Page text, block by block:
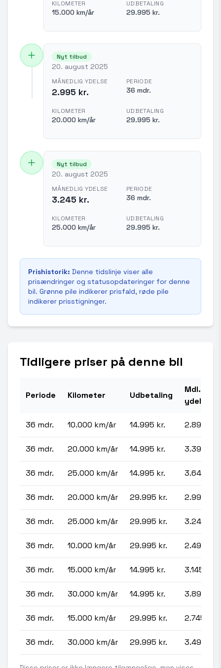
KILOMETER
15.000 km/år
UDBETALING
29.995 kr.
Nyt tilbud
20. august 2025
MÅNEDLIG YDELSE
2.995 kr.
PERIODE
36 mdr.
KILOMETER
20.000 km/år
UDBETALING
29.995 kr.
Nyt tilbud
20. august 2025
MÅNEDLIG YDELSE
3.245 kr.
PERIODE
36 mdr.
KILOMETER
25.000 km/år
UDBETALING
29.995 kr.
Prishistorik: Denne tidslinje viser alle
prisændringer og statusopdateringer for denne
bil. Grønne pile indikerer prisfald, røde pile
indikerer prisstigninger.
Tidligere priser på denne bil
Periode Kilometer Udbetaling
Mdl.
ydelse
36 mdr. 10.000 km/år 14.995 kr. 2.895 kr.
36 mdr. 20.000 km/år 14.995 kr. 3.395 kr.
36 mdr. 25.000 km/år 14.995 kr. 3.645 kr.
36 mdr. 20.000 km/år 29.995 kr. 2.995 kr.
36 mdr. 25.000 km/år 29.995 kr. 3.245 kr.
36 mdr. 10.000 km/år 29.995 kr. 2.495 kr.
36 mdr. 15.000 km/år 14.995 kr. 3.145 kr.
36 mdr. 30.000 km/år 14.995 kr. 3.895 kr.
36 mdr. 15.000 km/år 29.995 kr. 2.745 kr.
36 mdr. 30.000 km/år 29.995 kr. 3.495 kr.